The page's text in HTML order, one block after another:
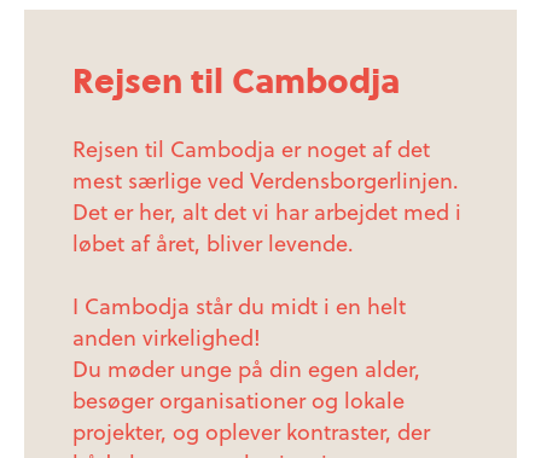
Rejsen til Cambodja
Rejsen til Cambodja er noget af det
mest særlige ved Verdensborgerlinjen.
Det er her, alt det vi har arbejdet med i
løbet af året, bliver levende.
I Cambodja står du midt i en helt
anden virkelighed!
Du møder unge på din egen alder,
besøger organisationer og lokale
projekter, og oplever kontraster, der